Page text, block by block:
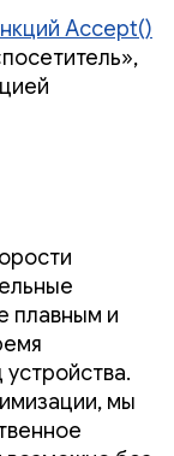
Accept()
плавным и
мы